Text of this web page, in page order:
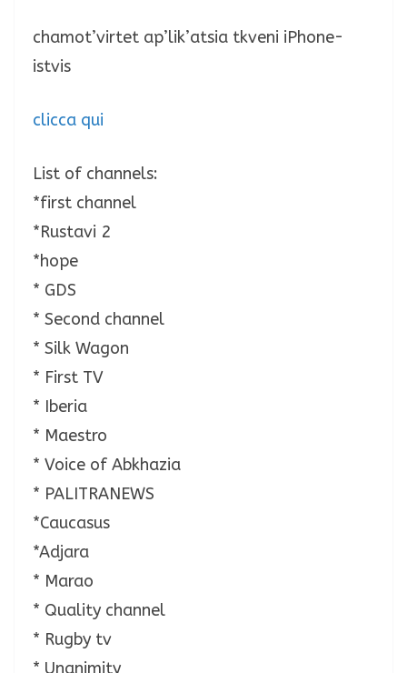
chamot’virtet ap’lik’atsia tkveni iPhone-
istvis
clicca qui
List of channels:
*first channel
*Rustavi 2
*hope
* GDS
* Second channel
* Silk Wagon
* First TV
* Iberia
* Maestro
* Voice of Abkhazia
* PALITRANEWS
*Caucasus
*Adjara
* Marao
* Quality channel
* Rugby tv
* Unanimity